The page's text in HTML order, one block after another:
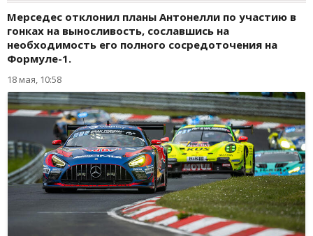
Мерседес отклонил планы Антонелли по участию в
гонках на выносливость, сославшись на
необходимость его полного сосредоточения на
Формуле-1.
18 мая, 10:58